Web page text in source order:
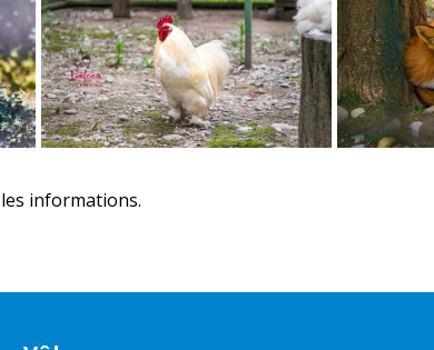
informations.